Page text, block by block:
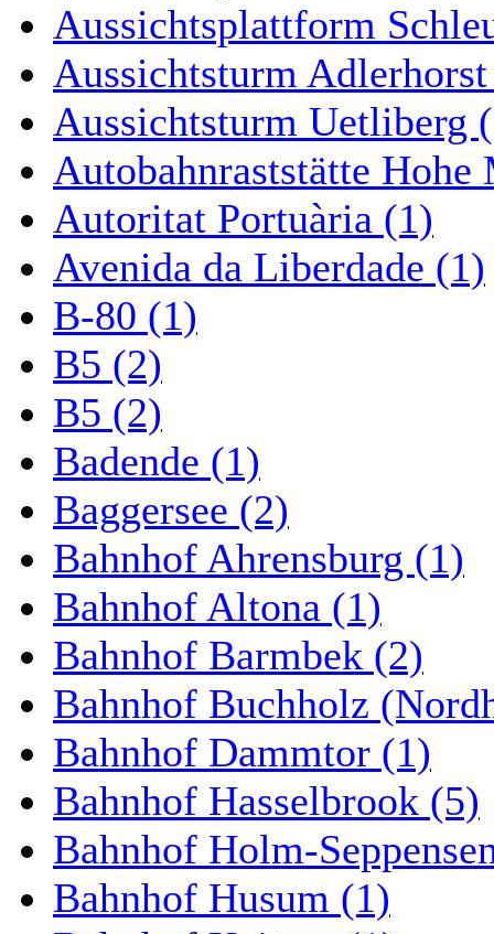
Aussichtsplattform
Aussichtsturm
Aussichtsturm Uetliberg
Autobahnraststätte Hohe
Autoritat Portuària (1)
Avenida da Liberdade (1)
B-80 (1)
B5 (2)
B5 (2)
Badende (1)
Baggersee (2)
Bahnhof Ahrensburg (1)
Bahnhof Altona (1)
Bahnhof Barmbek (2)
Bahnhof Buchholz
Bahnhof Dammtor (1)
Bahnhof Hasselbrook (5)
Bahnhof Holm-
Bahnhof Husum (1)